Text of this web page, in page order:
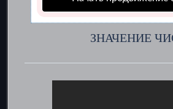
ЗНАЧЕНИЕ